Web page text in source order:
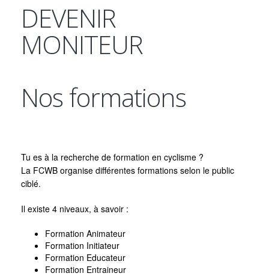
DEVENIR
MONITEUR
Nos formations
Tu es à la recherche de formation en cyclisme ?
La FCWB organise différentes formations selon le public
ciblé.
Il existe 4 niveaux, à savoir :
Formation Animateur
Formation Initiateur
Formation Educateur
Formation Entraineur